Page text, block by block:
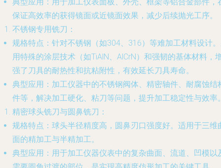
保证高效率的获得镜面或近镜面效果，减少后续抛光工序。
不锈钢专用铣刀 ：
规格特点 ：针对不锈钢（如304、316）等难加工材料设计
用特殊的涂层技术（如TiAlN、AlCrN）和强韧的基体材料，
强了刀具的耐热性和抗粘附性，有效延长刀具寿命。
典型应用 ：加工仪器中的不锈钢阀体、精密轴件、耐腐蚀结
件等，解决加工硬化、粘刀等问题，提升加工稳定性与效率
精密球头铣刀与圆鼻铣刀 ：
规格特点 ：球头半径精度高，圆鼻刃口强度好。适用于三维
面的精加工与半精加工。
典型应用 ：用于加工仪器仪表中的复杂曲面、流道、凹模以